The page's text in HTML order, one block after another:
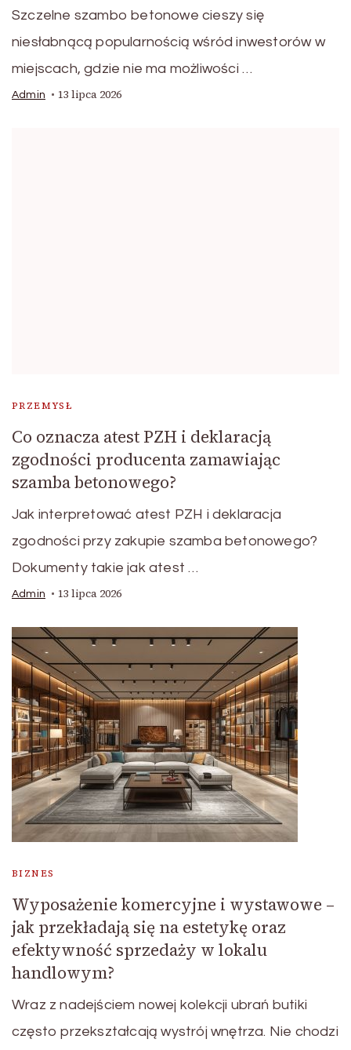
Szczelne szambo betonowe cieszy się
niesłabnącą popularnością wśród inwestorów w
miejscach, gdzie nie ma możliwości …
Admin 13 lipca 2026
PRZEMYSŁ
Co oznacza atest PZH i deklaracją
zgodności producenta zamawiając
szamba betonowego?
Jak interpretować atest PZH i deklaracja
zgodności przy zakupie szamba betonowego?
Dokumenty takie jak atest …
Admin 13 lipca 2026
BIZNES
Wyposażenie komercyjne i wystawowe –
jak przekładają się na estetykę oraz
efektywność sprzedaży w lokalu
handlowym?
Wraz z nadejściem nowej kolekcji ubrań butiki
często przekształcają wystrój wnętrza. Nie chodzi